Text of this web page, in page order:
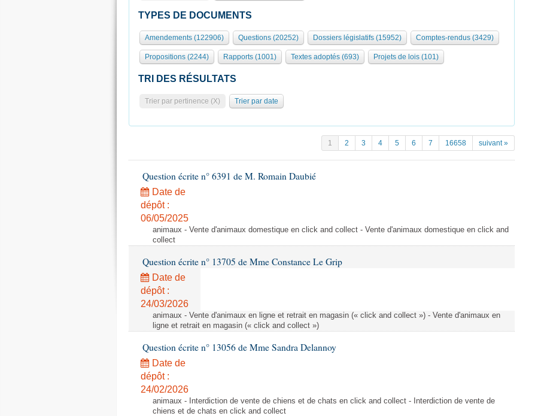
TYPES DE DOCUMENTS
Amendements (122906) Questions (20252) Dossiers législatifs (15952) Comptes-rendus (3429)
Propositions (2244) Rapports (1001) Textes adoptés (693) Projets de lois (101)
TRI DES RÉSULTATS
Trier par pertinence (X) Trier par date
1 2 3 4 5 6 7 16658 suivant »
Question écrite n° 6391 de M. Romain Daubié
Date de
dépôt :
06/05/2025
animaux - Vente d'animaux domestique en click and collect - Vente d'animaux domestique en click and
collect
Question écrite n° 13705 de Mme Constance Le Grip
Date de
dépôt :
24/03/2026
animaux - Vente d'animaux en ligne et retrait en magasin (« click and collect ») - Vente d'animaux en
ligne et retrait en magasin (« click and collect »)
Question écrite n° 13056 de Mme Sandra Delannoy
Date de
dépôt :
24/02/2026
animaux - Interdiction de vente de chiens et de chats en click and collect - Interdiction de vente de
chiens et de chats en click and collect